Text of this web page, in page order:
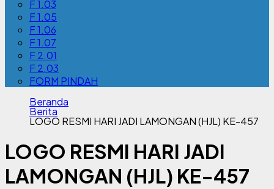
F 1.03
F 1.05
F 1.06
F 1.07
F 2.01
F 2.03
FORM PINDAH
Beranda
Berita
LOGO RESMI HARI JADI LAMONGAN (HJL) KE-457
LOGO RESMI HARI JADI
LAMONGAN (HJL) KE-457